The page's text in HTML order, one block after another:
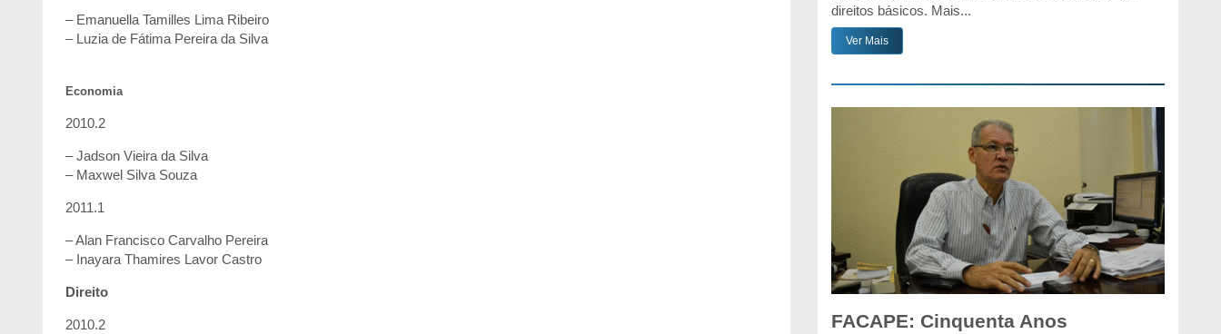
– Emanuella Tamilles Lima Ribeiro
– Luzia de Fátima Pereira da Silva
Economia
2010.2
– Jadson Vieira da Silva
– Maxwel Silva Souza
2011.1
– Alan Francisco Carvalho Pereira
– Inayara Thamires Lavor Castro
Direito
2010.2
direitos básicos. Mais...
Ver Mais
FACAPE: Cinquenta Anos